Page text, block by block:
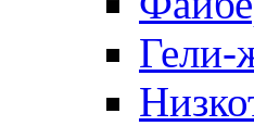
Гели-